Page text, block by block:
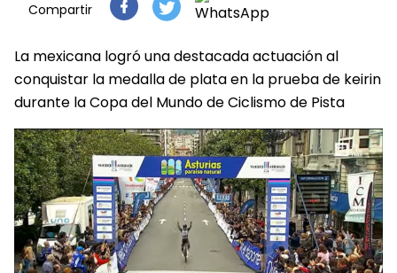
Compartir
La mexicana logró una destacada actuación al
conquistar la medalla de plata en la prueba de keirin
durante la Copa del Mundo de Ciclismo de Pista